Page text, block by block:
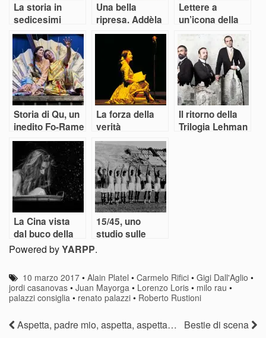
La storia in
sedicesimi
Una bella
ripresa. Addèla
Ole!
Lettere a
un’icona della
danza
Storia di Qu, un
inedito Fo-Rame
La forza della
verità
Il ritorno della
Trilogia Lehman
La Cina vista
dal buco della
serratura
15/45, uno
studio sulle
Powered byYARPP.
10 marzo 2017 •Alain Platel •Carmelo Rifici •Gigi Dall'Aglio •
jordi casanovas • Juan Mayorga • Lorenzo Loris • milo rau •
palazzi consiglia • renato palazzi • Roberto Rustioni
Aspetta, padre mio, aspetta, aspetta… Bestie di scena